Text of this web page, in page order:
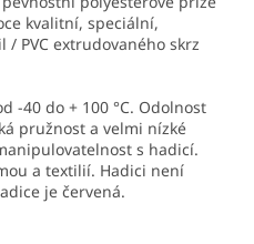
kvalitní, speciální,
PVC extrudovaného skrz
-40 do + 100 °C. Odolnost
pružnost a velmi nízké
s hadicí.
a textilií. Hadici není
je červená.